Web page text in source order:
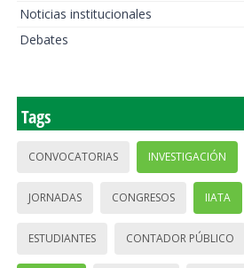
Noticias institucionales
Debates
Tags
CONVOCATORIAS INVESTIGACIÓN
JORNADAS CONGRESOS IIATA
ESTUDIANTES CONTADOR PÚBLICO